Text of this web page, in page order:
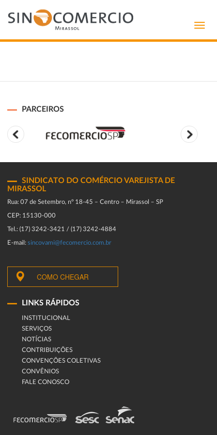
PARCEIROS
SINDICATO DO COMÉRCIO VAREJISTA DE
MIRASSOL
Rua: 07 de Setembro, n° 18-45 – Centro – Mirassol – SP
CEP: 15130-000
Tel.: (17) 3242-3421 / (17) 3242-4884
E-mail: sincovami@fecomercio.com.br
COMO CHEGAR
LINKS RÁPIDOS
INSTITUCIONAL
SERVIÇOS
NOTÍCIAS
CONTRIBUIÇÕES
CONVENÇÕES COLETIVAS
CONVÊNIOS
FALE CONOSCO